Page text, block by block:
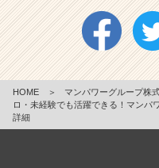
HOME ＞ マンパワーグループ株
ロ・未経験でも活躍できる！マン
詳細